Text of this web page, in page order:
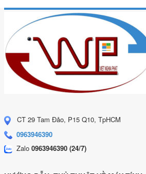
CT 29 Tam Đảo, P15 Q10, TpHCM
0963946390
Zalo 0963946390 (24/7)